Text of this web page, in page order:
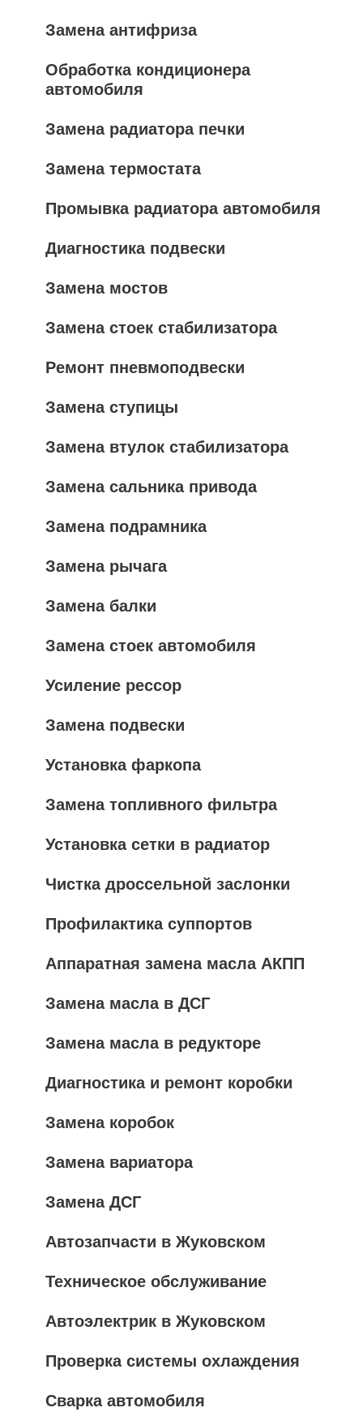
Замена антифриза
Обработка кондиционера
автомобиля
Замена радиатора печки
Замена термостата
Промывка радиатора автомобиля
Диагностика подвески
Замена мостов
Замена стоек стабилизатора
Ремонт пневмоподвески
Замена ступицы
Замена втулок стабилизатора
Замена сальника привода
Замена подрамника
Замена рычага
Замена балки
Замена стоек автомобиля
Усиление рессор
Замена подвески
Установка фаркопа
Замена топливного фильтра
Установка сетки в радиатор
Чистка дроссельной заслонки
Профилактика суппортов
Аппаратная замена масла АКПП
Замена масла в ДСГ
Замена масла в редукторе
Диагностика и ремонт коробки
Замена коробок
Замена вариатора
Замена ДСГ
Автозапчасти в Жуковском
Техническое обслуживание
Автоэлектрик в Жуковском
Проверка системы охлаждения
Сварка автомобиля